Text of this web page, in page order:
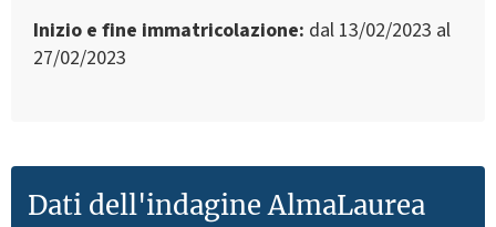
Inizio e fine immatricolazione dal 13/02/2023 al
27/02/2023
Dati dell'indagine AlmaLaurea